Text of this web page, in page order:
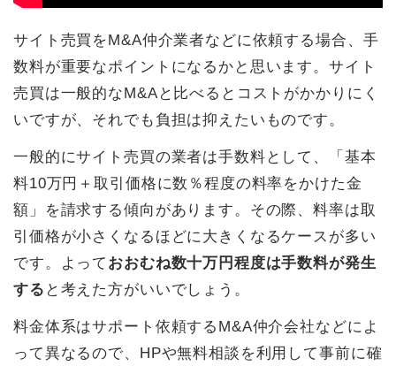
サイト売買をM&A仲介業者などに依頼する場合、手
数料が重要なポイントになるかと思います。サイト
売買は一般的なM&Aと比べるとコストがかかりにく
いですが、それでも負担は抑えたいものです。
一般的にサイト売買の業者は手数料として、「基本
料10万円＋取引価格に数％程度の料率をかけた金
額」を請求する傾向があります。その際、料率は取
引価格が小さくなるほどに大きくなるケースが多い
です。よって おおむね数十万円程度は手数料が発生
する と考えた方がいいでしょう。
料金体系はサポート依頼するM&A仲介会社などによ
って異なるので、HPや無料相談を利用して事前に確